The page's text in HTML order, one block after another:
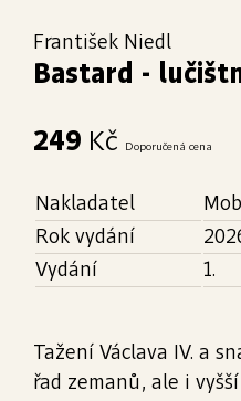
František Niedl
Bastard -
249 Kč Doporučená cena
Nakladatel
Rok vydání
Vydání
1.
Tažení Václava IV. a
řad zemanů, ale i